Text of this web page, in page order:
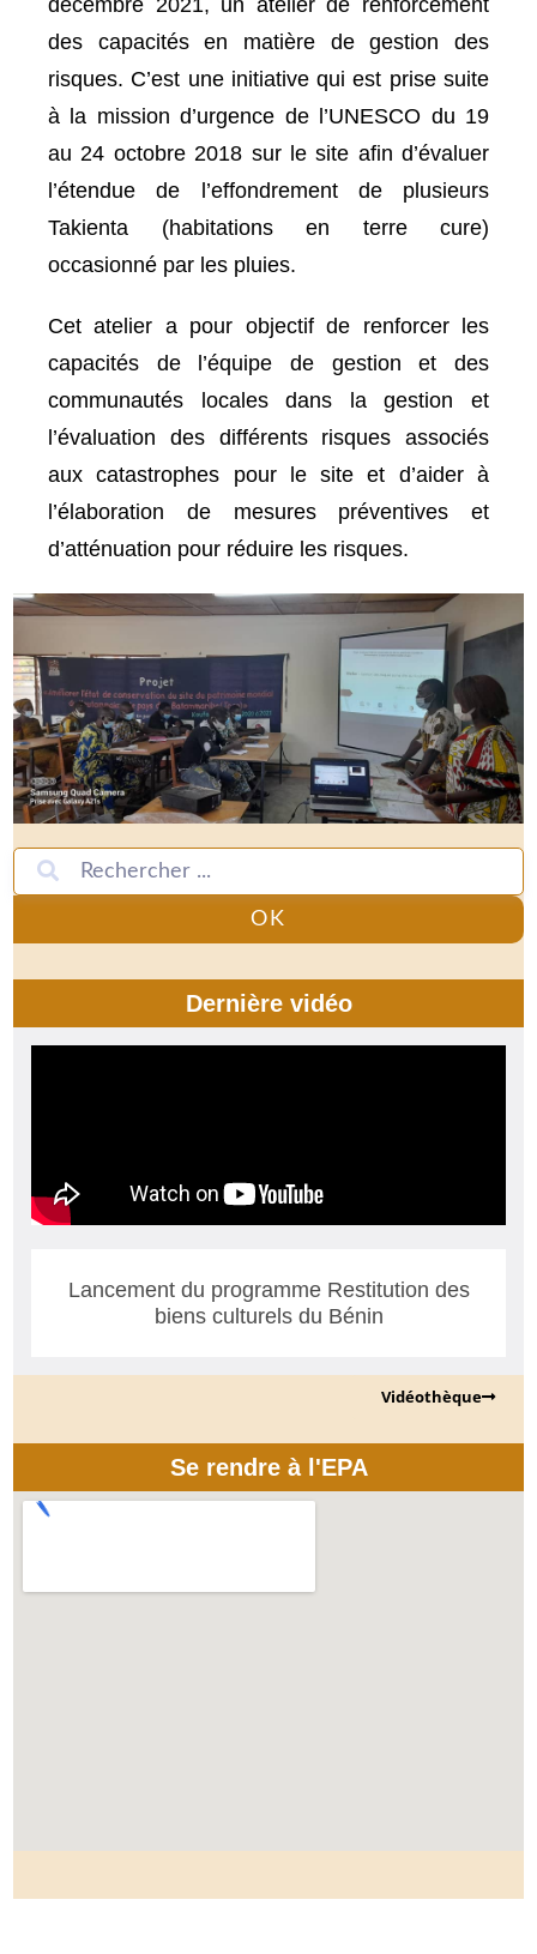
décembre 2021, un atelier de renforcement
des capacités en matière de gestion des
risques. C’est une initiative qui est prise suite
à la mission d’urgence de l’UNESCO du 19
au 24 octobre 2018 sur le site afin d’évaluer
l’étendue de l’effondrement de plusieurs
Takienta (habitations en terre cure)
occasionné par les pluies.
Cet atelier a pour objectif de renforcer les
capacités de l’équipe de gestion et des
communautés locales dans la gestion et
l’évaluation des différents risques associés
aux catastrophes pour le site et d’aider à
l’élaboration de mesures préventives et
d’atténuation pour réduire les risques.
OK
Dernière vidéo
Lancement du programme Restitution des
biens culturels du Bénin
Vidéothèque
Se rendre à l'EPA